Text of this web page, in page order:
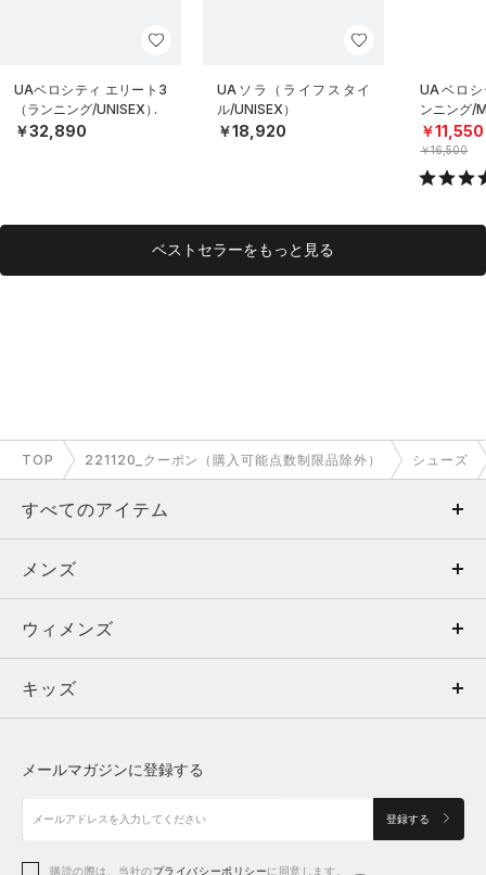
UAベロシティ エリート3
（ランニング/UNISEX）
￥32,890
UAソラ（ライフスタイ
ル/UNISEX）
￥18,920
UAベロ
ンニング/
￥11,550
￥16,500
ベストセラーをもっと見る
TOP 221120_クーポン（購入可能点数制限品除外） シューズ
すべてのアイテム
メンズ
ウィメンズ
キッズ
アクセサリー
メンズ
トップス
ボトムス
アクセサリー
ウィメンズ
トップス
シューズ
キッズ
シューズ
メールマガジンに登録する
登録する
購読の際は、当社のプライバシーポリシーに同意します。